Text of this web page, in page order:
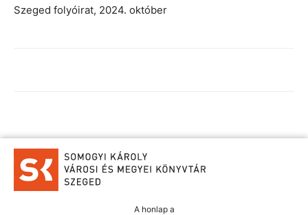
Szeged folyóirat, 2024. október
A honlap a